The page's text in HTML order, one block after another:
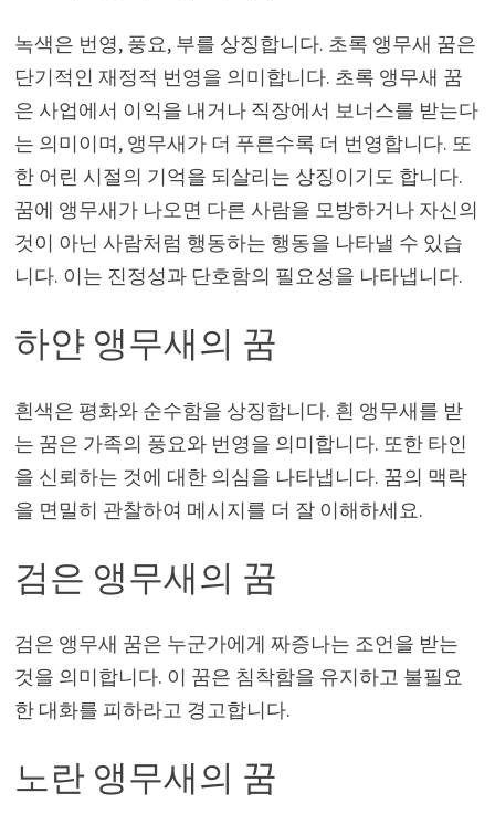
녹색은 번영, 풍요, 부를 상징합니다. 초록 앵무새 꿈은
단기적인 재정적 번영을 의미합니다. 초록 앵무새 꿈
은 사업에서 이익을 내거나 직장에서 보너스를 받는다
는 의미이며, 앵무새가 더 푸른수록 더 번영합니다. 또
한 어린 시절의 기억을 되살리는 상징이기도 합니다.
꿈에 앵무새가 나오면 다른 사람을 모방하거나 자신의
것이 아닌 사람처럼 행동하는 행동을 나타낼 수 있습
니다. 이는 진정성과 단호함의 필요성을 나타냅니다.
하얀 앵무새의 꿈
흰색은 평화와 순수함을 상징합니다. 흰 앵무새를 받
는 꿈은 가족의 풍요와 번영을 의미합니다. 또한 타인
을 신뢰하는 것에 대한 의심을 나타냅니다. 꿈의 맥락
을 면밀히 관찰하여 메시지를 더 잘 이해하세요.
검은 앵무새의 꿈
검은 앵무새 꿈은 누군가에게 짜증나는 조언을 받는
것을 의미합니다. 이 꿈은 침착함을 유지하고 불필요
한 대화를 피하라고 경고합니다.
노란 앵무새의 꿈